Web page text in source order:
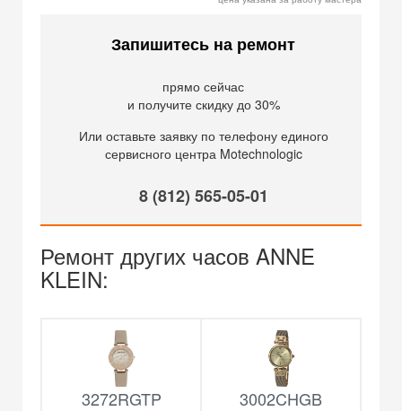
Запишитесь на ремонт
прямо сейчас
и получите скидку до 30%
Или оставьте заявку по телефону единого
сервисного центра Motechnologic
8 (812) 565-05-01
Ремонт других часов ANNE
KLEIN:
3272RGTP 3002CHGB